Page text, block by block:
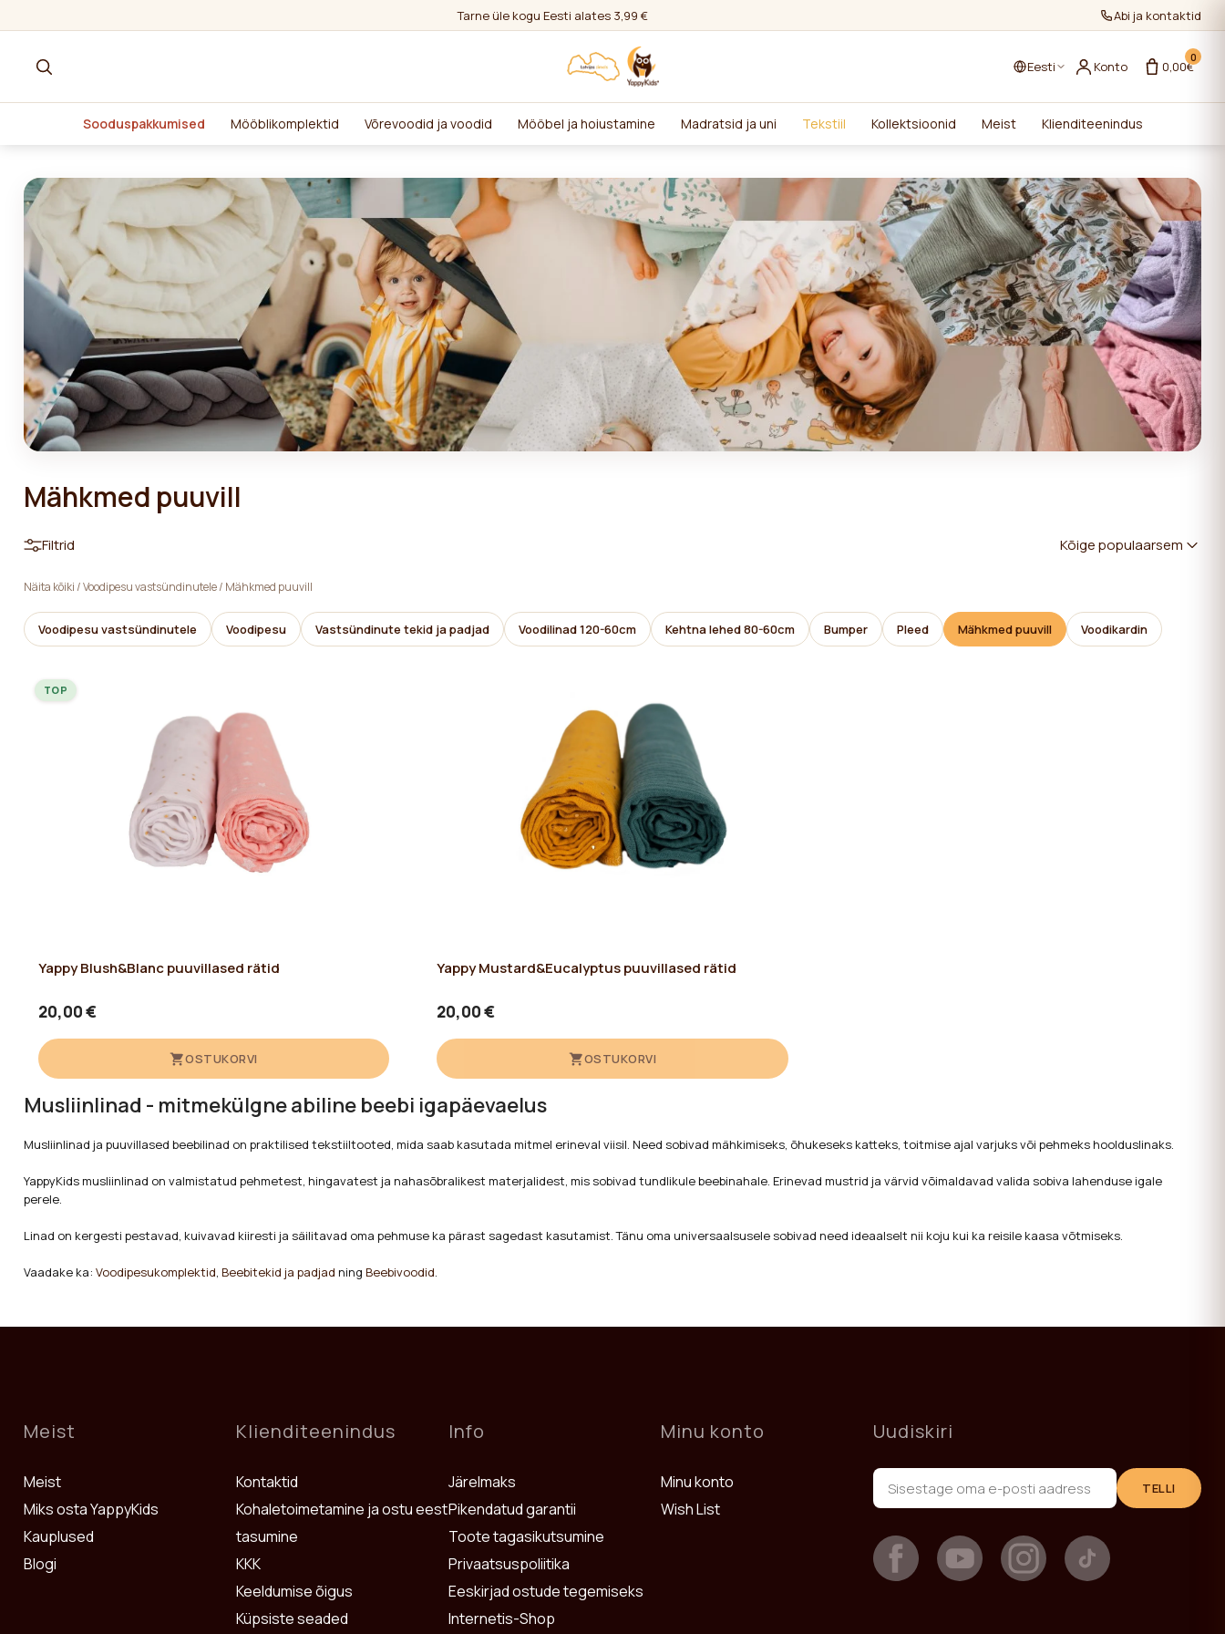
Tarne üle kogu Eesti alates 3,99 € Abi ja kontaktid
Eesti Konto
0
0,00€
Sooduspakkumised Mööblikomplektid Võrevoodid ja voodid Mööbel ja hoiustamine Madratsid ja uni Tekstiil Kollektsioonid Meist Klienditeenindus
Mähkmed puuvill
Filtrid Kõige populaarsem
Näita kõiki/Voodipesu vastsündinutele/ Mähkmed puuvill
Voodipesu vastsündinutele Voodipesu Vastsündinute tekid ja padjad Voodilinad 120-60cm Kehtna lehed 80-60cm Bumper Pleed Mähkmed puuvill Voodikardin
Yappy Blush&Blanc puuvillased rätid
20,00 €
OSTUKORVI
TOP
Yappy Mustard&Eucalyptus puuvillased rätid
20,00 €
OSTUKORVI
Musliinlinad - mitmekülgne abiline beebi igapäevaelus
Musliinlinad ja puuvillased beebilinad on praktilised tekstiiltooted, mida saab kasutada mitmel erineval viisil. Need sobivad mähkimiseks, õhukeseks katteks, toitmise ajal varjuks või pehmeks hoolduslinaks.
YappyKids musliinlinad on valmistatud pehmetest, hingavatest ja nahasõbralikest materjalidest, mis sobivad tundlikule beebinahale. Erinevad mustrid ja värvid võimaldavad valida sobiva lahenduse igale
perele.
Linad on kergesti pestavad, kuivavad kiiresti ja säilitavad oma pehmuse ka pärast sagedast kasutamist. Tänu oma universaalsusele sobivad need ideaalselt nii koju kui ka reisile kaasa võtmiseks.
Vaadake ka: Voodipesukomplektid, Beebitekid ja padjad ning Beebivoodid.
Meist
Meist
Miks osta YappyKids
Kauplused
Blogi
Klienditeenindus
Kontaktid
Kohaletoimetamine ja ostu eest
tasumine
KKK
Keeldumise õigus
Küpsiste seaded
Info
Järelmaks
Pikendatud garantii
Toote tagasikutsumine
Privaatsuspoliitika
Eeskirjad ostude tegemiseks
Internetis-Shop
Minu konto
Minu konto
Wish List
Uudiskiri
TELLI